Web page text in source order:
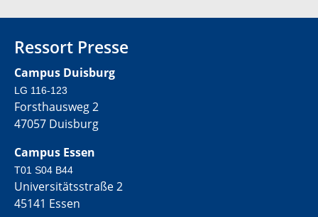
Ressort Presse
Campus Duisburg
LG 116-123
Forsthausweg 2
47057 Duisburg
Campus Essen
T01 S04 B44
Universitätsstraße 2
45141 Essen